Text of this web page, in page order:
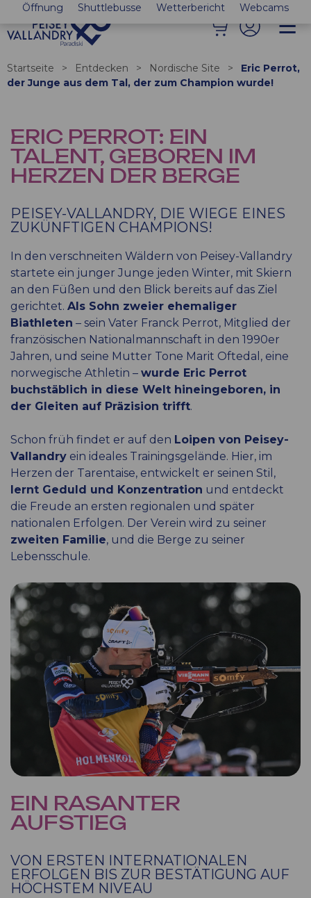
Öffnung Shuttlebusse Wetterbericht Webcams
Startseite > Entdecken > Nordische Site >
Eric Perrot,
der Junge aus dem Tal, der zum Champion wurde!
ERIC PERROT: EIN
TALENT, GEBOREN IM
HERZEN DER BERGE
PEISEY-VALLANDRY, DIE WIEGE EINES
ZUKÜNFTIGEN CHAMPIONS!
In den verschneiten Wäldern von Peisey-Vallandry
startete ein junger Junge jeden Winter, mit Skiern
an den Füßen und den Blick bereits auf das Ziel
gerichtet. Als Sohn zweier ehemaliger
Biathleten – sein Vater Franck Perrot, Mitglied der
französischen Nationalmannschaft in den 1990er
Jahren, und seine Mutter Tone Marit Oftedal, eine
norwegische Athletin – wurde Eric Perrot
buchstäblich in diese Welt hineingeboren, in
der Gleiten auf Präzision trifft.
Schon früh findet er auf den Loipen von Peisey-
Vallandry ein ideales Trainingsgelände. Hier, im
Herzen der Tarentaise, entwickelt er seinen Stil,
lernt Geduld und Konzentration und entdeckt
die Freude an ersten regionalen und später
nationalen Erfolgen. Der Verein wird zu seiner
zweiten Familie, und die Berge zu seiner
Lebensschule.
EIN RASANTER
AUFSTIEG
VON ERSTEN INTERNATIONALEN
ERFOLGEN BIS ZUR BESTÄTIGUNG AUF
HÖCHSTEM NIVEAU